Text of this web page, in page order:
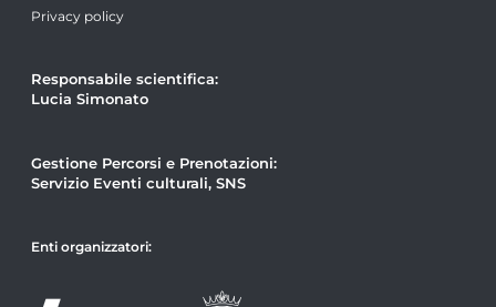
Privacy policy
Responsabile scientifica:
Lucia Simonato
Gestione Percorsi e Prenotazioni:
Servizio Eventi culturali, SNS
Enti organizzatori: